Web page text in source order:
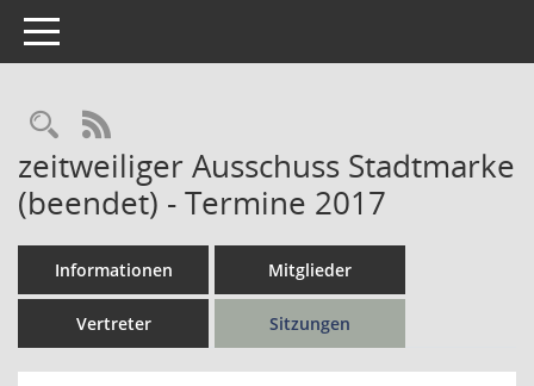
Toggle navigation
Rechercheauswahl
RSS-Feed
zeitweiliger Ausschuss Stadtmarke
(beendet) - Termine 2017
Informationen Mitglieder
Vertreter Sitzungen